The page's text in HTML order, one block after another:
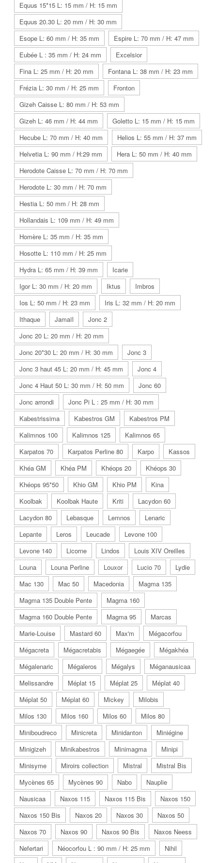
Equus 15*15 L: 15 mm / H: 15 mm
Equus 20.30 L: 20 mm / H: 30 mm
Esope L: 60 mm / H: 35 mm
Espire L: 70 mm / H: 47 mm
Eubée L : 35 mm / H: 24 mm
Excelsior
Fina L: 25 mm / H: 20 mm
Fontana L: 38 mm / H: 23 mm
Frézia L: 30 mm / H: 25 mm
Fronton
Gizeh Caisse L: 80 mm / H: 53 mm
Gizeh L: 46 mm / H: 44 mm
Goletto L: 15 mm / H: 15 mm
Hecube L: 70 mm / H: 40 mm
Helios L: 55 mm / H: 37 mm
Helvetia L: 90 mm / H:29 mm
Hera L: 50 mm / H: 40 mm
Herodote Caisse L: 70 mm / H: 70 mm
Herodote L: 30 mm / H: 70 mm
Hestia L: 50 mm / H: 28 mm
Hollandais L: 109 mm / H: 49 mm
Homère L: 35 mm / H: 35 mm
Hosotte L: 110 mm / H: 25 mm
Hydra L: 65 mm / H: 39 mm
Icarie
Igor L: 30 mm / H: 20 mm
Iktus
Imbros
Ios L: 50 mm / H: 23 mm
Iris L: 32 mm / H: 20 mm
Ithaque
Jamaïl
Jonc 2
Jonc 20 L: 20 mm / H: 20 mm
Jonc 20*30 L: 20 mm / H: 30 mm
Jonc 3
Jonc 3 haut 45 L: 20 mm / H: 45 mm
Jonc 4
Jonc 4 Haut 50 L: 30 mm / H: 50 mm
Jonc 60
Jonc arrondi
Jonc Pi L : 25 mm / H: 30 mm
Kabestrissima
Kabestros GM
Kabestros PM
Kalimnos 100
Kalimnos 125
Kalimnos 65
Karpatos 70
Karpatos Perline 80 Karpo
Kassos
Khéa GM
Khéa PM Khéops 20
Khéops 30
Khéops 95*50
Khio GM Khio PM
Kina
Koolbak
Koolbak Haute Kriti
Lacydon 60
Lacydon 80
Lebasque Lemnos
Lenaric
Lepante
Leros Leucade
Levone 100
Levone 140
Licorne Lindos
Louis XIV Oreilles
Louna
Louna Perline Louxor Lucio 70
Lydie
Mac 130
Mac 50 Macedonia
Magma 135
Magma 135 Double Pente
Magma 160
Magma 160 Double Pente
Magma 95
Marcas
Marie-Louise
Mastard 60 Max'm
Mégacorfou
Mégacreta
Mégacretabis Mégaegée
Mégakhéa
Mégalenaric
Mégaleros Mégalys
Méganausicaa
Melissandre
Méplat 15 Méplat 25
Méplat 40
Méplat 50
Méplat 60 Mickey
Milobis
Milos 130
Milos 160 Milos 60
Milos 80
Miniboudreco
Minicreta Minidanton
Miniégine
Minigizeh
Minikabestros Minimagma
Minipi
Minisyme
Miroirs collection Mistral
Mistral Bis
Mycènes 65
Mycènes 90 Nabo
Nauplie
Nausicaa
Naxos 115 Naxos 115 Bis
Naxos 150
Naxos 150 Bis
Naxos 20 Naxos 30
Naxos 50
Naxos 70
Naxos 90 Naxos 90 Bis
Naxos Neess
Nefertari
Néocorfou L : 90 mm / H: 25 mm
Nihil